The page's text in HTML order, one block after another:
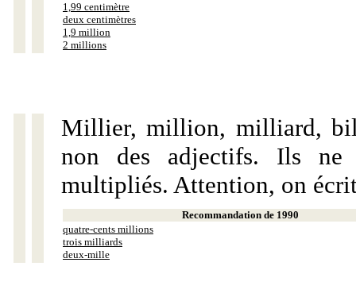
1,99 centimètre
deux centimètres
1,9 million
2 millions
Millier, million, milliard,
non des adjectifs. Ils ne
multipliés. Attention, on
Recommandation de 1990
quatre-cents millions
trois milliards
deux-mille